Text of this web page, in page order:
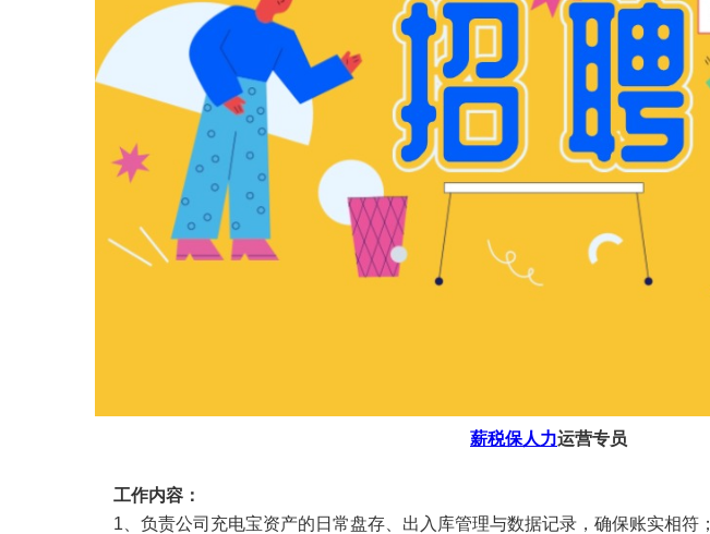
薪税保人力运营专员
工作内容：
1、负责公司充电宝资产的日常盘存、出入库管理与数据记录，确保账实相符；